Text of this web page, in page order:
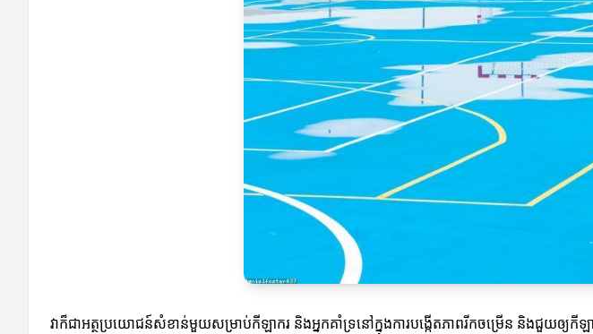
វាក៏ជាអត្ថប្រយោជន៍សំខាន់មួយសម្រាប់កីឡាករ និងអ្នកគាំទ្រនៅក្នុងការបង្កើតភាពរីកចម្រើន និងជួយឲ្យកី